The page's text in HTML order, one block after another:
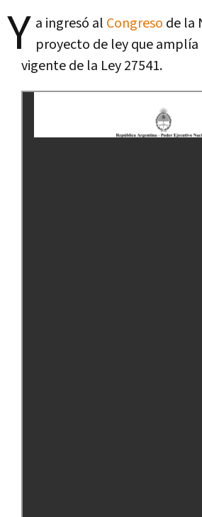
Y a ingresó al Congreso de la
proyecto de ley que
vigente de la Ley 27541.